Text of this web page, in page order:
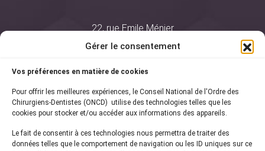
Gérer le consentement
Vos préférences en matière de cookies
Pour offrir les meilleures expériences, le Conseil National de l'Ordre des
Chirurgiens-Dentistes (ONCD) utilise des technologies telles que les
cookies pour stocker et/ou accéder aux informations des appareils.
Le fait de consentir à ces technologies nous permettra de traiter des
données telles que le comportement de navigation ou les ID uniques sur ce
22, rue Emile Ménier
75761 Paris Cedex 16
01 44 34 78 80
courrier@oncd.org
Actualités